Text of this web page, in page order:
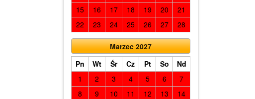
15
16 17 18 19 20
21
22
23 24 25 26 27 28
Marzec 2027
Pn
Wt Śr Cz Pt So
Nd
1
2 3 4 5 6
7
8
9 10 11 12 13
14